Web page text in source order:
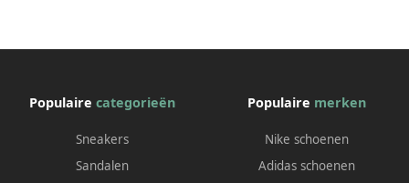
Populaire categorieën
Sneakers
Sandalen
Populaire merken
Nike schoenen
Adidas schoenen